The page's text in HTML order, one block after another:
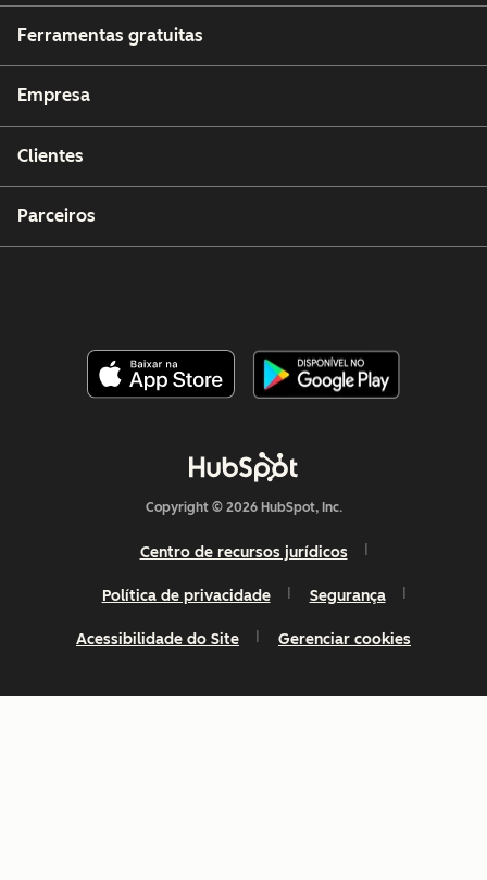
Ferramentas gratuitas
Empresa
Clientes
Parceiros
Copyright © 2026 HubSpot, Inc.
Centro de recursos jurídicos
Política de privacidade Segurança
Acessibilidade do Site Gerenciar cookies